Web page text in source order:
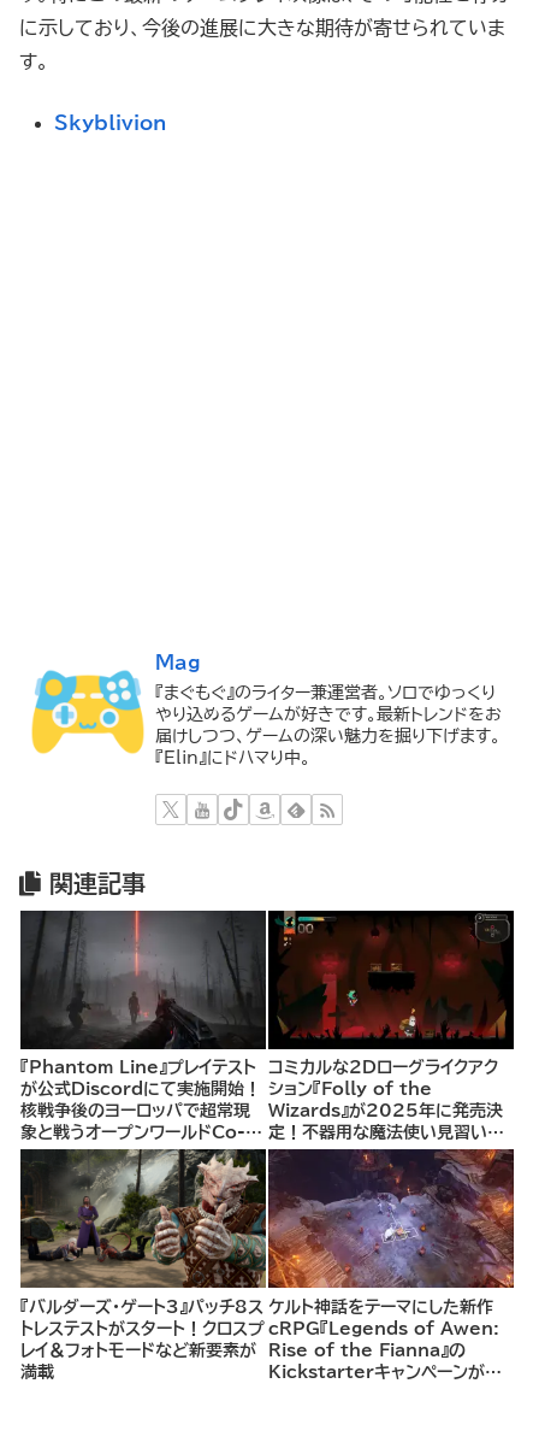
に示しており、今後の進展に大きな期待が寄せられていま
す。
Skyblivion
Mag
『まぐもぐ』のライター兼運営者。ソロでゆっくり
やり込めるゲームが好きです。最新トレンドをお
届けしつつ、ゲームの深い魅力を掘り下げます。
『Elin』にドハマり中。
関連記事
『Phantom Line』プレイテスト
が公式Discordにて実施開始！
核戦争後のヨーロッパで超常現
象と戦うオープンワールドCo-
opシューター
コミカルな2Dローグライクアク
ション『Folly of the
Wizards』が2025年に発売決
定！不器用な魔法使い見習いと
して、ランダム生成ダンジョンを
探索し、世界を救う冒険へ。
『バルダーズ・ゲート3』パッチ8ス
トレステストがスタート！クロスプ
レイ＆フォトモードなど新要素が
満載
ケルト神話をテーマにした新作
cRPG『Legends of Awen:
Rise of the Fianna』の
Kickstarterキャンペーンがま